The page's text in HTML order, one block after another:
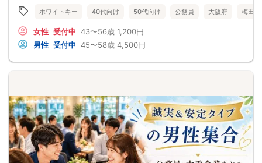
ホワイトキー 40代向け 50代向け 公務員 大阪府 梅田
女性 受付中 43〜56歳 1,200円
男性 受付中 45〜58歳 4,500円